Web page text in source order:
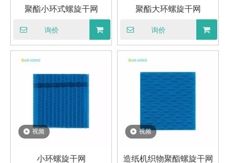
聚酯小环式螺旋干网
询价
聚酯大环螺旋干网
询价
视频
小环螺旋干网
视频
造纸机织物聚酯螺旋干网